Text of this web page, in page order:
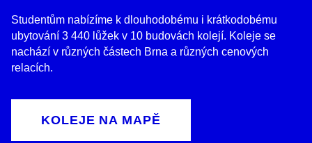
Studentům nabízíme k dlouhodobému i krátkodobému
ubytování 3 440 lůžek v 10 budovách kolejí. Koleje se
nachází v různých částech Brna a různých cenových
relacích.
KOLEJE NA MAPĚ